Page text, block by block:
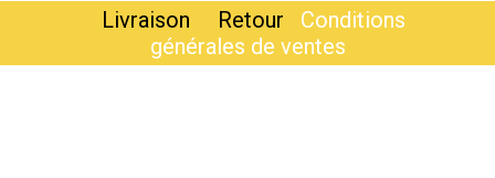
Livraison Retour
Conditions
générales de ventes